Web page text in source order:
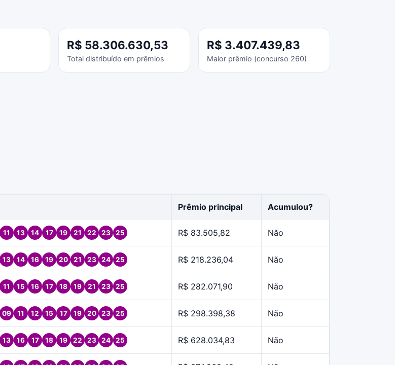
R$ 58.306.630,53
Total distribuído em prêmios
R$ 3.407.439,83
Maior prêmio (concurso 260)
Prêmio principal Acumulou?
11 13 14 17 19 21 22 23 25 R$ 83.505,82 Não
13 14 16 19 20 21 23 24 25 R$ 218.236,04 Não
11 15 16 17 18 19 21 23 25 R$ 282.071,90 Não
09 11 12 15 17 19 20 23 25 R$ 298.398,38 Não
13 16 17 18 19 22 23 24 25 R$ 628.034,83 Não